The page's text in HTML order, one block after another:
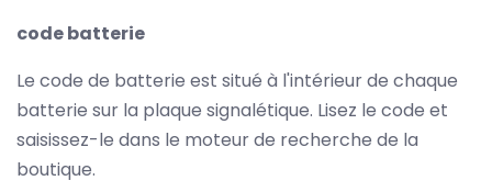
code batterie
Le code de batterie est situé à l'intérieur de chaque
batterie sur la plaque signalétique. Lisez le code et
saisissez-le dans le moteur de recherche de la
boutique.